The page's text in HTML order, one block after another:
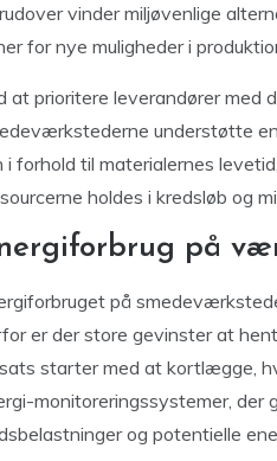
vinder miljøvenlige
for nye muligheder i
at prioritere leverandører
understøtte
i forhold til materialernes
holdes i kredsløb og
på
på
er der store gevinster at
starter med at kortlægge,
monitoreringssystemer,
og potentielle